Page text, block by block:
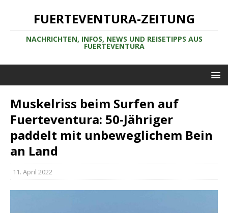
FUERTEVENTURA-ZEITUNG
NACHRICHTEN, INFOS, NEWS UND REISETIPPS AUS
FUERTEVENTURA
Muskelriss beim Surfen auf
Fuerteventura: 50-Jähriger
paddelt mit unbeweglichem Bein
an Land
11. April 2022